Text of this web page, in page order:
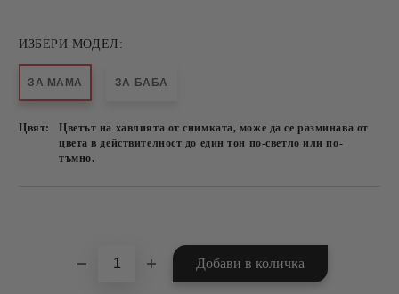
ИЗБЕРИ МОДЕЛ:
ЗА МАМА ЗА БАБА
Цвят:
Цветът на хавлията от снимката, може да се разминава от
цвета в действителност до един тон по-светло или по-
тъмно.